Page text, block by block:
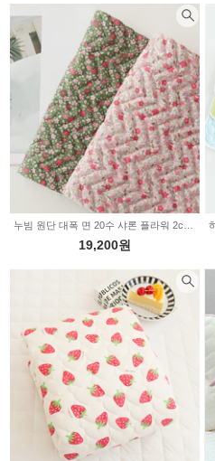
19,200원